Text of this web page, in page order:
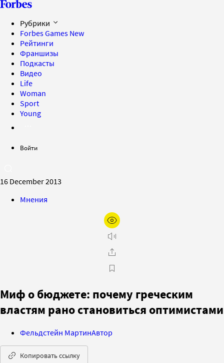
Рубрики
Forbes Games New
Рейтинги
Франшизы
Подкасты
Видео
Life
Woman
Sport
Young
Войти
16 December 2013
Мнения
Миф о бюджете: почему греческим
властям рано становиться оптимистами
Фельдстейн МартинАвтор
Копировать ссылку